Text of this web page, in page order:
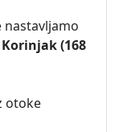
nastavljamo
Korinjak (168
otoke